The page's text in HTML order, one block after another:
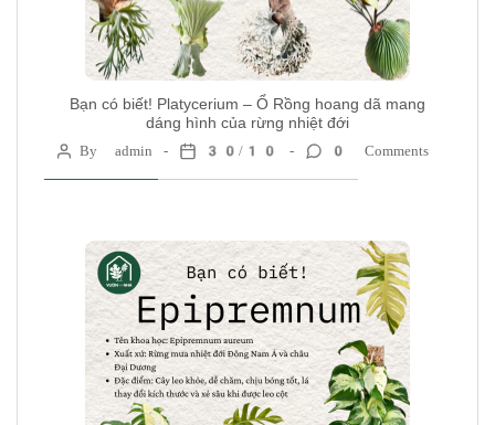
Bạn có biết! Platycerium – Ổ Rồng hoang dã mang
dáng hình của rừng nhiệt đới
By admin
30/10 0 Comments